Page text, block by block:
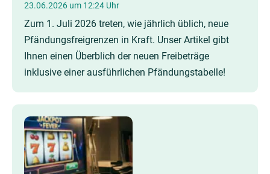
23.06.2026 um 12:24 Uhr
Zum 1. Juli 2026 treten, wie jährlich üblich, neue
Pfändungsfreigrenzen in Kraft. Unser Artikel gibt
Ihnen einen Überblich der neuen Freibeträge
inklusive einer ausführlichen Pfändungstabelle!